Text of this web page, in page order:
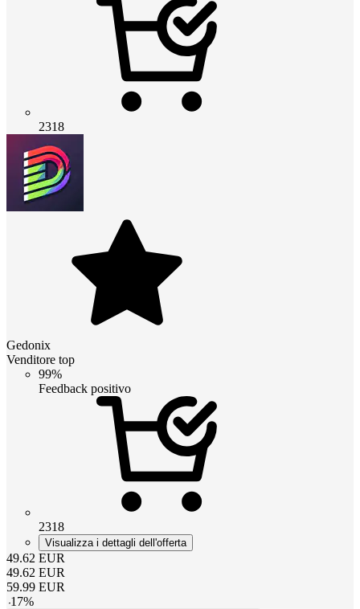
2318
Gedonix
Venditore top
99%
Feedback positivo
2318
Visualizza i dettagli dell'offerta
49.62 EUR
49.62 EUR
59.99 EUR
-17%